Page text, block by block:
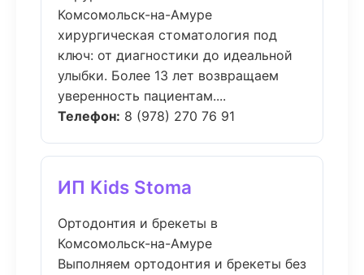
Комсомольск-на-Амуре
хирургическая стоматология под
ключ: от диагностики до идеальной
улыбки. Более 13 лет возвращаем
уверенность пациентам....
Телефон: 8 (978) 270 76 91
ИП Kids Stoma
Ортодонтия и брекеты в
Комсомольск-на-Амуре
Выполняем ортодонтия и брекеты без